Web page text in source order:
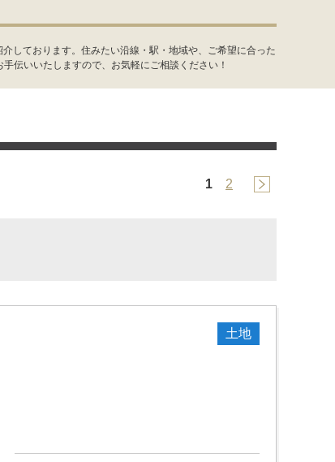
しております。住みたい沿線・駅・地域や、ご希望に合った
伝いいたしますので、お気軽にご相談ください！
1 2
土地